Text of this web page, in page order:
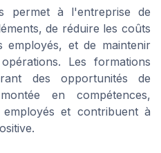
permet à l'entreprise de
de réduire les coûts
employés, et de maintenir
Les formations
des opportunités de
en compétences,
et contribuent à